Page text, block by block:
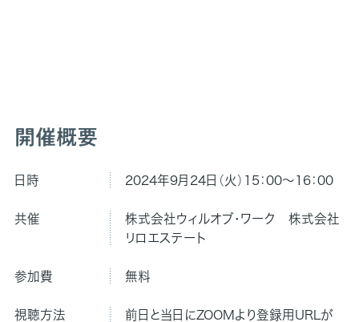
開催概要
日時 2024年9月24日（火）15：00～16：00
共催
株式会社ウィルオブ・ワーク 株式会社
リロエステート
参加費 無料
視聴方法
前日と当日にZOOMより登録用URLが